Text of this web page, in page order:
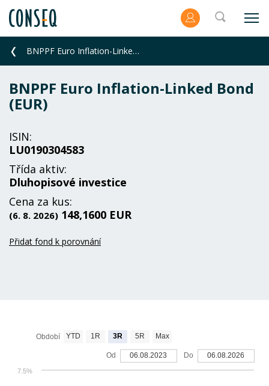
BNPPF Euro Inflation-Linked Bond (EUR)
BNPPF Euro Inflation-Linked Bond
(EUR)
ISIN:
LU0190304583
Třída aktiv:
Dluhopisové investice
Cena za kus:
(6. 8. 2026) 148,1600 EUR
Přidat fond k porovnání
7.5%
Období YTD 1R 3R 5R Max
Od 06.08.2023 Do 06.08.2026